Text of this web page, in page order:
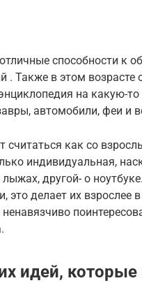
способности к
Также в этом возрасте
на какую-
автомобили, феи и
считаться как со
индивидуальная,
другой- о
делает их взрослее
идей,